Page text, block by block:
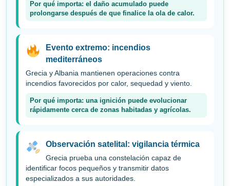
Por qué importa: el daño acumulado puede
prolongarse después de que finalice la ola de calor.
Evento extremo: incendios
mediterráneos
Grecia y Albania mantienen operaciones contra
incendios favorecidos por calor, sequedad y viento.
Por qué importa: una ignición puede evolucionar
rápidamente cerca de zonas habitadas y agrícolas.
Observación satelital: vigilancia térmica
Grecia prueba una constelación capaz de
identificar focos pequeños y transmitir datos
especializados a sus autoridades.